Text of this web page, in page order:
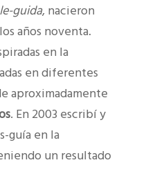
guida, nacieron
años noventa.
en la
en diferentes
aproximadamente
. En 2003 escribí y
guía en la
un resultado